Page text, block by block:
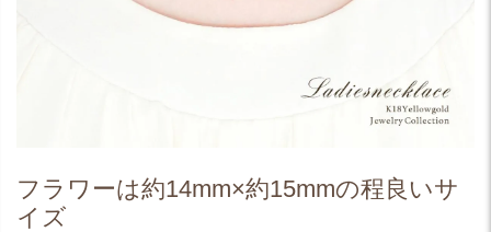
フラワーは約14mm×約15mmの程良いサ
イズ